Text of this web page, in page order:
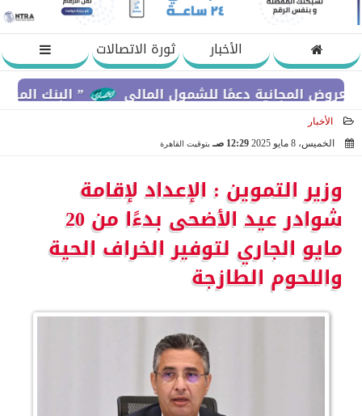
الأخبار
ثورة الاتصالات
” البنك المركزي” : معدلات الشمول المالي
دعمًا للشمول المالي
الأخبار
الخميس، 8 مايو 2025
12:29 صـ بتوقيت القاهرة
وزير التموين : الإعداد لإقامة
شوادر عيد الأضحى بدءًا من 20
مايو الجاري لتوفير الخراف الحية
واللحوم الطازجة